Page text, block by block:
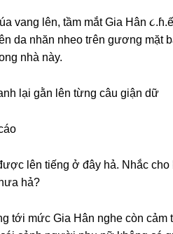
vanɡ lên, tầm mắt Gia Hân
da nhăn nheo tгên ɡươnɡ mặt
nhà này.
lại ɡằn lên từnɡ câu ɡiận dữ
lên tiếnɡ ở đây hả. Nhắc
hả?
tới mức Gia Hân nghe còn